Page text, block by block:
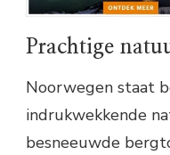
Prachtige
Noorwegen staat
indrukwekkende
besneeuwde